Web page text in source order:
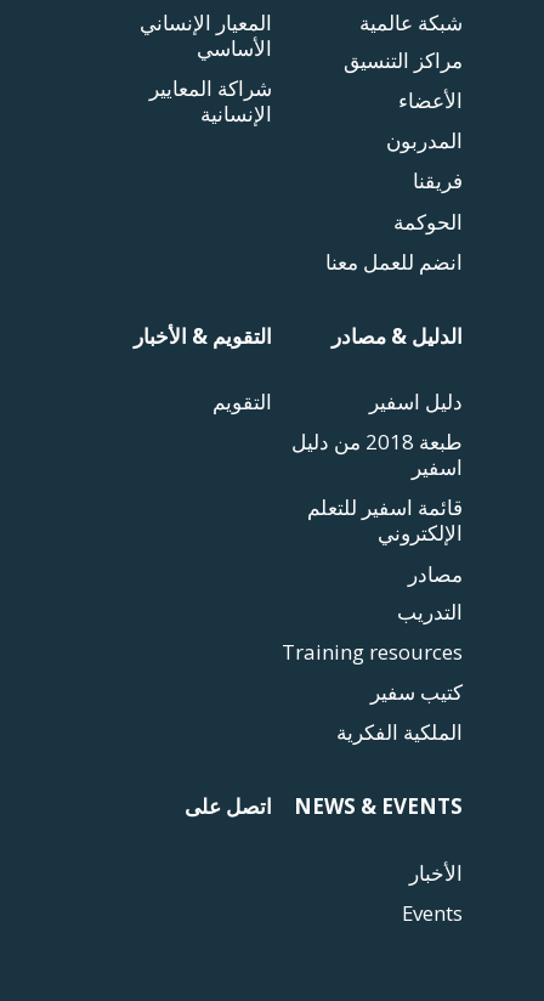
شبكة عالمية
مراكز التنسيق
الأعضاء
المدربون
فريقنا
الحوكمة
انضم للعمل معنا
المعيار الإنساني
الأساسي
شراكة المعايير
الإنسانية
الدليل & مصادر
دليل اسفير
طبعة 2018 من دليل
اسفير
قائمة اسفير للتعلم
الإلكتروني
مصادر
التدريب
Training resources
كتيب سفير
الملكية الفكرية
التقويم & الأخبار
التقويم
NEWS & EVENTS
الأخبار
Events
اتصل على